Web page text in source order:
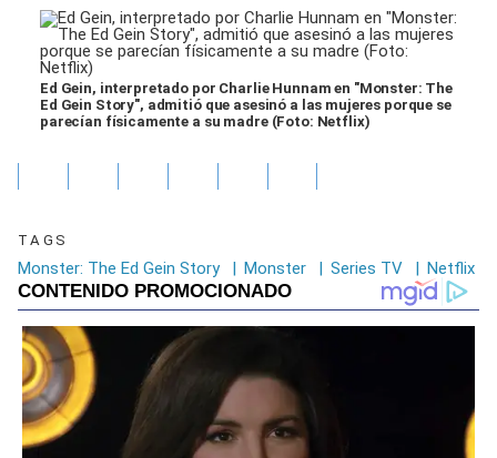
Ed Gein, interpretado por Charlie Hunnam en "Monster: The
Ed Gein Story", admitió que asesinó a las mujeres porque se
parecían físicamente a su madre (Foto: Netflix)
TAGS
Monster: The Ed Gein Story | Monster | Series TV | Netflix